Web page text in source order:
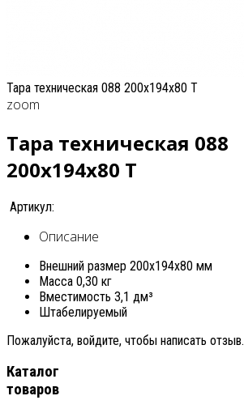
Тара техническая 088 200x194x80 T
zoom
Тара техническая 088
200x194x80 T
Артикул:
Описание
Внешний размер 200х194х80 мм
Масса 0,30 кг
Вместимость 3,1 дм³
Штабелируемый
Пожалуйста, войдите, чтобы написать отзыв.
Каталог
товаров